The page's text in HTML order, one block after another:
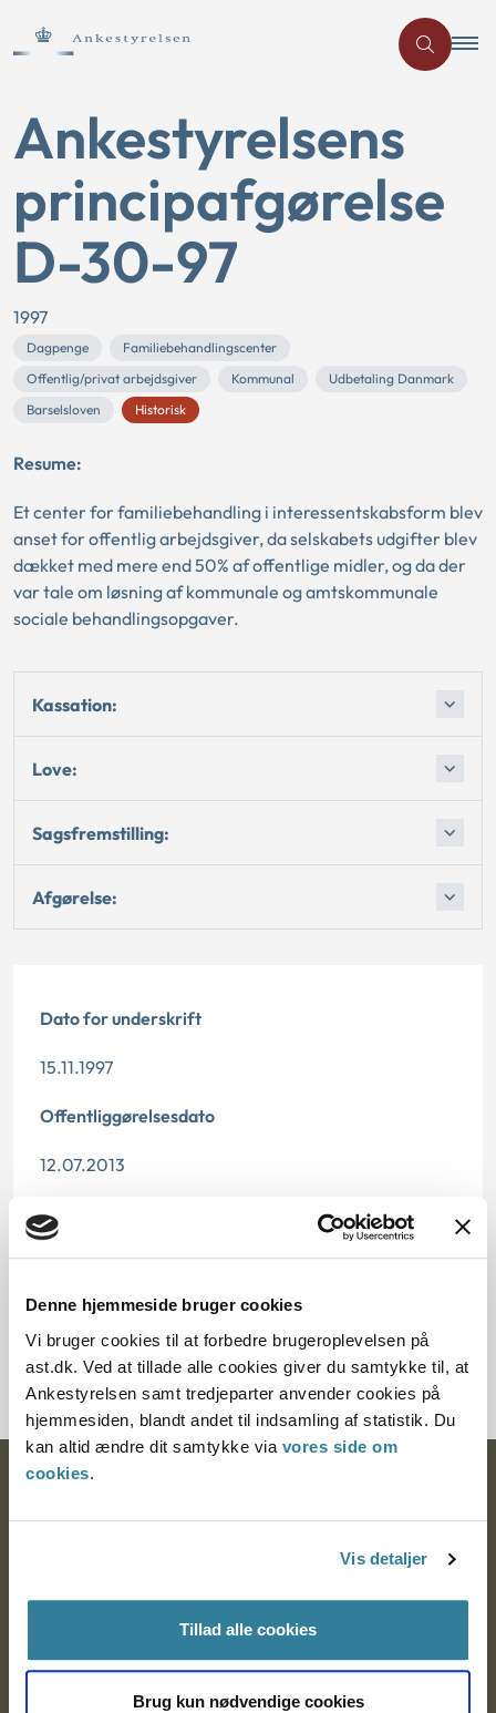
Denne hjemmeside bruger cookies
Vi bruger cookies til at forbedre brugeroplevelsen på
ast.dk. Ved at tillade alle cookies giver du samtykke til, at
Ankestyrelsen samt tredjeparter anvender cookies på
hjemmesiden, blandt andet til indsamling af statistik. Du
kan altid ændre dit samtykke via vores side om
cookies.
Vis detaljer
Tillad alle cookies
Brug kun nødvendige cookies
Ankestyrelsens
principafgørelse
D-30-97
1997
Dagpenge
Familiebehandlingscenter
Offentlig/privat arbejdsgiver
Kommunal
Udbetaling Danmark
Barselsloven
Historisk
Resume:
Et center for familiebehandling i interessentskabsform blev
anset for offentlig arbejdsgiver, da selskabets udgifter blev
dækket med mere end 50% af offentlige midler, og da der
var tale om løsning af kommunale og amtskommunale
sociale behandlingsopgaver.
Kassation:
Love:
Sagsfremstilling:
Afgørelse:
Dato for underskrift
15.11.1997
Offentliggørelsesdato
12.07.2013
Paragraf
§ 3 § 25 § 1
Journalnummer
700040-97
9000 Aalborg
Ankestyrelsen Aalborg